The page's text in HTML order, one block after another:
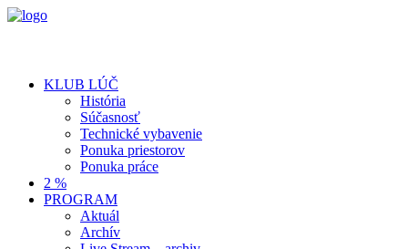
KLUB LÚČ
História
Súčasnosť
Technické vybavenie
Ponuka priestorov
Ponuka práce
2 %
PROGRAM
Aktuál
Archív